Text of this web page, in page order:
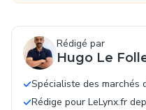
plus
Rédigé par
Hugo Le
Spécialiste des marchés
Rédige pour LeLynx.fr